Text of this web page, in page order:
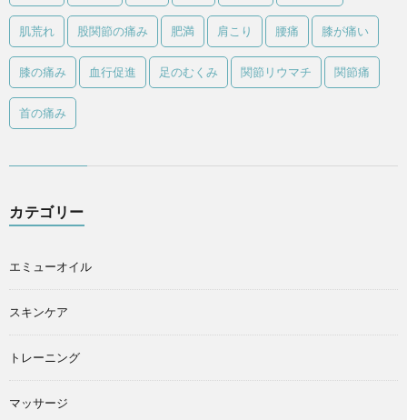
肌荒れ 股関節の痛み 肥満 肩こり 腰痛 膝が痛い
膝の痛み 血行促進 足のむくみ 関節リウマチ 関節痛
首の痛み
カテゴリー
エミューオイル
スキンケア
トレーニング
マッサージ